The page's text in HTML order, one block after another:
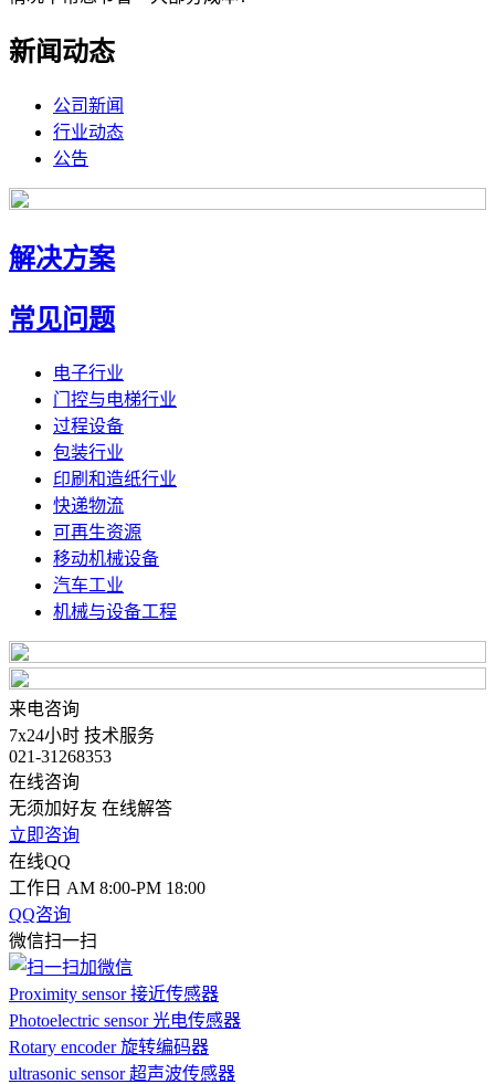
新闻动态
公司新闻
行业动态
公告
解决方案
常见问题
电子行业
门控与电梯行业
过程设备
包装行业
印刷和造纸行业
快递物流
可再生资源
移动机械设备
汽车工业
机械与设备工程
来电咨询
7x24小时 技术服务
021-31268353
在线咨询
无须加好友 在线解答
立即咨询
在线QQ
工作日 AM 8:00-PM 18:00
QQ咨询
微信扫一扫
Proximity sensor 接近传感器
Photoelectric sensor 光电传感器
Rotary encoder 旋转编码器
ultrasonic sensor 超声波传感器